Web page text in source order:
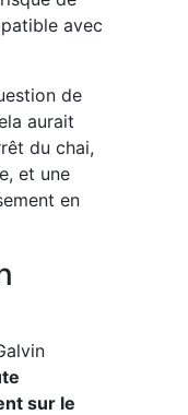
avec
de
aurait
du chai,
et une
en
sur le